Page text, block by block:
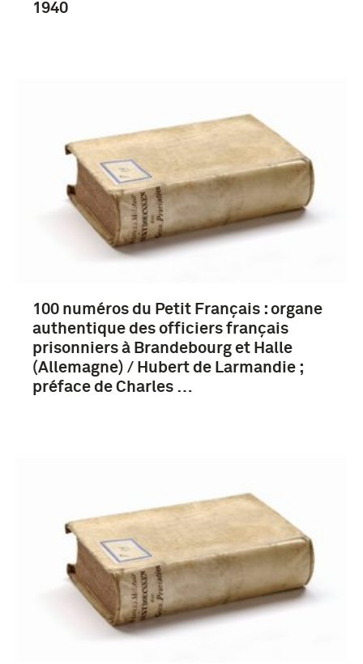
1940
100 numéros du Petit Français : organe
authentique des officiers français
prisonniers à Brandebourg et Halle
(Allemagne) / Hubert de Larmandie ;
préface de Charles …